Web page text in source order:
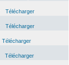
Télécharger
Télécharger
Télécharger
Télécharger